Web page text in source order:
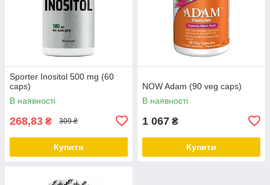
Sporter Inositol 500 mg (60
caps)
В наявності
268,83 ₴ 309 ₴
Купити
NOW Adam (90 veg caps)
В наявності
1 067 ₴
Купити